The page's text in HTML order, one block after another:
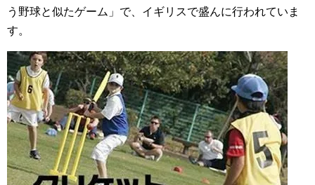
う野球と似たゲーム」で、イギリスで盛んに行われていま
す。